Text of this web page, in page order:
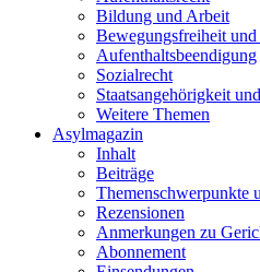
Bildung und Arbeit
Bewegungsfreiheit und
Aufenthaltsbeendigung
Sozialrecht
Staatsangehörigkeit
Weitere Themen
Asylmagazin
Inhalt
Beiträge
Themenschwerpunkte
Rezensionen
Anmerkungen zu
Abonnement